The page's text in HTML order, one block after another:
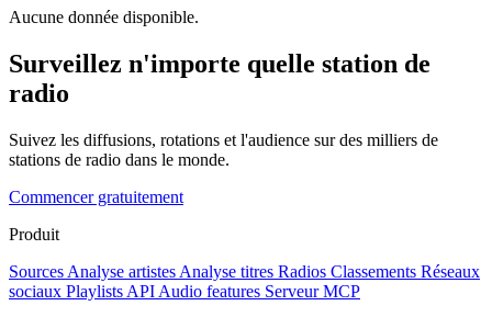
Aucune donnée disponible.
Surveillez n'importe quelle station de
radio
Suivez les diffusions, rotations et l'audience sur des milliers de
stations de radio dans le monde.
Commencer gratuitement
Produit
Sources Analyse artistes Analyse titres Radios Classements Réseaux
sociaux Playlists API Audio features Serveur MCP